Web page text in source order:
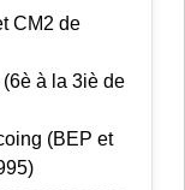
CM2 de
à la 3iè de
(BEP et